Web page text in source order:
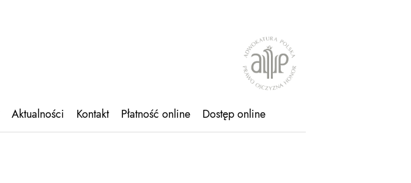
Aktualności Kontakt Płatność online Dostęp online